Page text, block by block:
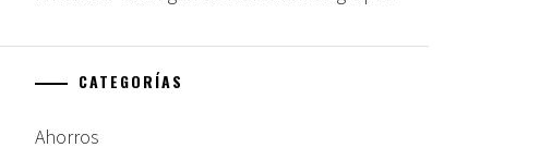
CATEGORÍAS
Ahorros